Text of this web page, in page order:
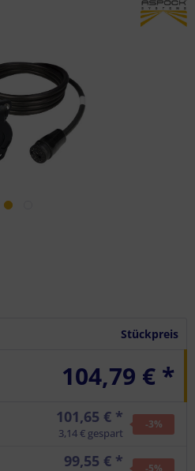
Stückpreis
104,79 € *
101,65 € *
3,14 € gespart
-3%
99,55 € * -5%